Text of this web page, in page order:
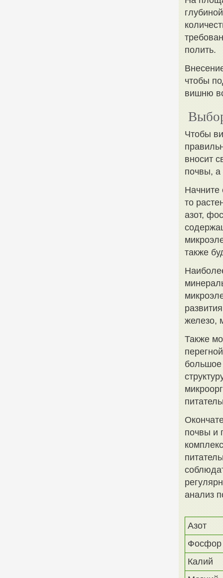
полить.
чтобы
вишню
Чтобы
вносит
почвы,
Начните
то
азот,
также
железо,
Также
большое
почвы и
анализ
Азот
Фосфор
Калий